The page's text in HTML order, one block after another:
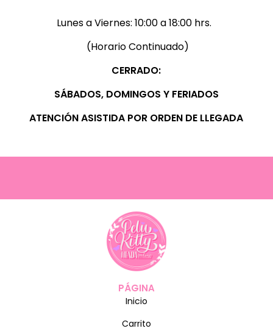
Lunes a Viernes: 10:00 a 18:00 hrs.
(Horario Continuado)
CERRADO:
SÁBADOS, DOMINGOS Y FERIADOS
ATENCIÓN ASISTIDA POR ORDEN DE LLEGADA
PÁGINA
Inicio
Carrito